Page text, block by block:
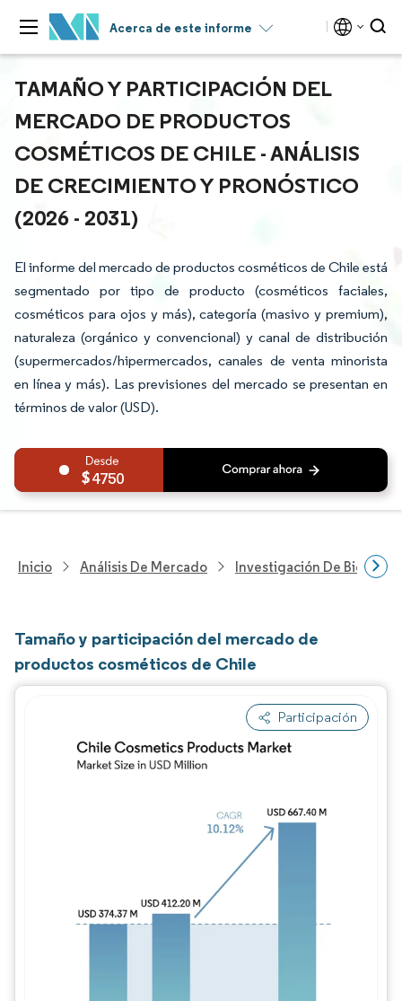
Acerca de este informe
TAMAÑO Y PARTICIPACIÓN DEL
MERCADO DE PRODUCTOS
COSMÉTICOS DE CHILE - ANÁLISIS
DE CRECIMIENTO Y PRONÓSTICO
(2026 - 2031)
El informe del mercado de productos cosméticos de Chile está
segmentado por tipo de producto (cosméticos faciales,
cosméticos para ojos y más), categoría (masivo y premium),
naturaleza (orgánico y convencional) y canal de distribución
(supermercados/hipermercados, canales de venta minorista
en línea y más). Las previsiones del mercado se presentan en
términos de valor (USD).
4750
Inicio Análisis De Mercado Investigación De Bienes
Tamaño y participación del mercado de
productos cosméticos de Chile
Participación